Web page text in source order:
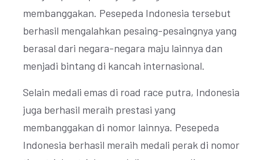
membanggakan. Pesepeda Indonesia tersebut
berhasil mengalahkan pesaing-pesaingnya yang
berasal dari negara-negara maju lainnya dan
menjadi bintang di kancah internasional.
Selain medali emas di road race putra, Indonesia
juga berhasil meraih prestasi yang
membanggakan di nomor lainnya. Pesepeda
Indonesia berhasil meraih medali perak di nomor